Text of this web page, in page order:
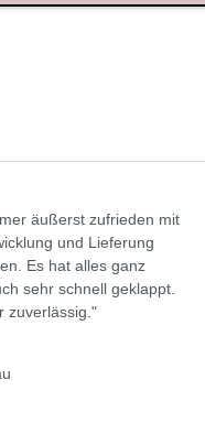
äußerst zufrieden mit
und Lieferung
Es hat alles ganz
sehr schnell geklappt.
zuverlässig."